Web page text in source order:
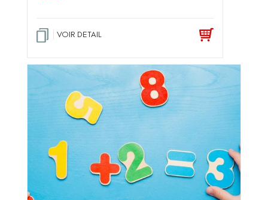
VOIR DETAIL